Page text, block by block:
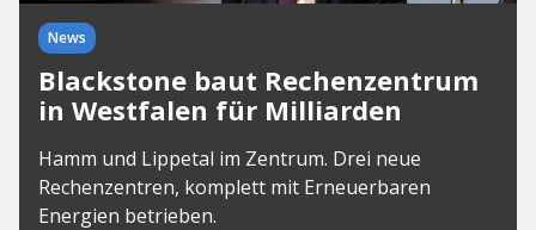
News
Blackstone baut Rechenzentrum
in Westfalen für Milliarden
Hamm und Lippetal im Zentrum. Drei neue
Rechenzentren, komplett mit Erneuerbaren
Energien betrieben.